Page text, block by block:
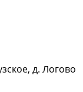
д. Логово